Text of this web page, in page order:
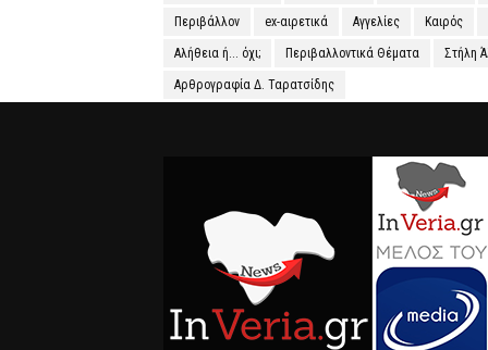
Περιβάλλον ex-αιρετικά Αγγελίες Καιρός
Αλήθεια ή... όχι; Περιβαλλοντικά Θέματα Στήλη
Αρθρογραφία Δ. Ταρατσίδης